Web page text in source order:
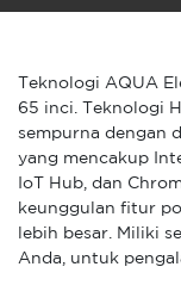
Teknologi AQUA
65 inci. Teknologi
sempurna dengan
yang mencakup
IoT Hub, dan
keunggulan fitur
lebih besar. Miliki
Anda, untuk